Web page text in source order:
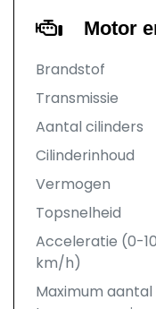
Motor
Brandstof
Transmissie
Aantal cilinders
Cilinderinhoud
Vermogen
Topsnelheid
Acceleratie (0-
km/h)
Maximum aantal